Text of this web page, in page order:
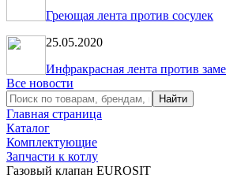
Греющая лента против сосулек
25.05.2020
Инфракрасная лента против
Все новости
Главная страница
Каталог
Комплектующие
Запчасти к котлу
Газовый клапан EUROSIT